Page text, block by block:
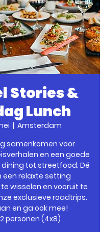
Stories &
Lunch
  |
Amsterdam
samenkomen voor
en een goede
dining tot streetfood: Dé
een relaxte setting
wisselen en vooruit te
exclusieve roadtrips.
en ga ook mee!
personen (4x8)